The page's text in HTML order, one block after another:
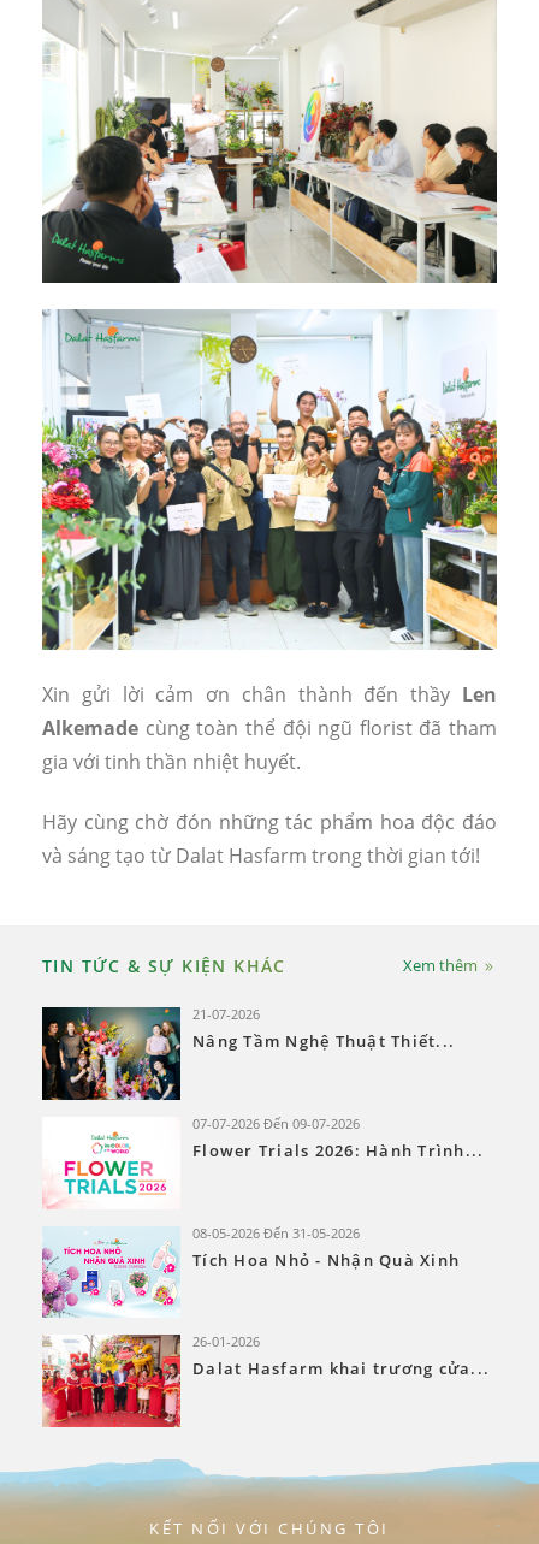
Xin gửi lời cảm ơn chân thành đến thầy Len
Alkemade cùng toàn thể đội ngũ florist đã tham
gia với tinh thần nhiệt huyết.
Hãy cùng chờ đón những tác phẩm hoa độc đáo
và sáng tạo từ Dalat Hasfarm trong thời gian tới!
TIN TỨC & SỰ KIỆN KHÁC Xem thêm
21-07-2026
Nâng Tầm Nghệ Thuật Thiết...
07-07-2026 Đến 09-07-2026
Flower Trials 2026: Hành Trình...
08-05-2026 Đến 31-05-2026
Tích Hoa Nhỏ - Nhận Quà Xinh
26-01-2026
Dalat Hasfarm khai trương cửa...
KẾT NỐI VỚI CHÚNG TÔI